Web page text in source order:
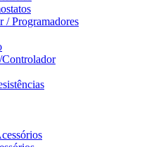
Programadores